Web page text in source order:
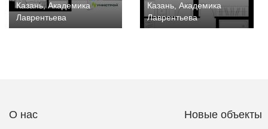
Казань, Академика
Лаврентьева
Казань, Академика
Лаврентьева
О нас Новые объекты